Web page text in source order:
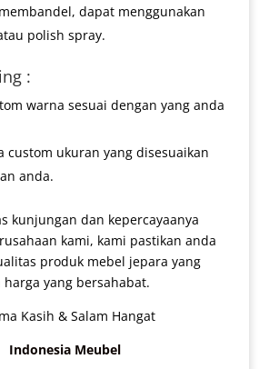
dapat menggunakan
polish spray.
:
warna sesuai dengan yang anda
custom ukuran yang disesuaikan
anda.
kunjungan dan kepercayaanya
kami, kami pastikan anda
produk mebel jepara yang
yang bersahabat.
Kasih & Salam Hangat
Indonesia Meubel